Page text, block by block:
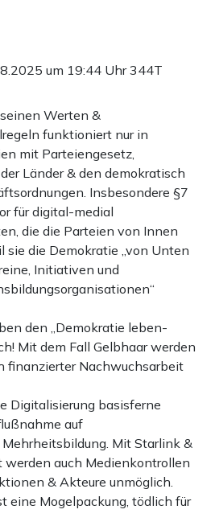
um 19:44 Uhr344T
Werten &
funktioniert nur in
mit Parteiengesetz,
Länder & den demokratisch
Insbesondere §7
für digital-medial
die die Parteien von Innen
sie die Demokratie „von Unten
Initiativen und
den „Demokratie leben-
Mit dem Fall Gelbhaar werden
finanzierter Nachwuchsarbeit
Digitalisierung basisferne
auf
Mit Starlink &
auch Medienkontrollen
& Akteure unmöglich.
eine Mogelpackung, tödlich für